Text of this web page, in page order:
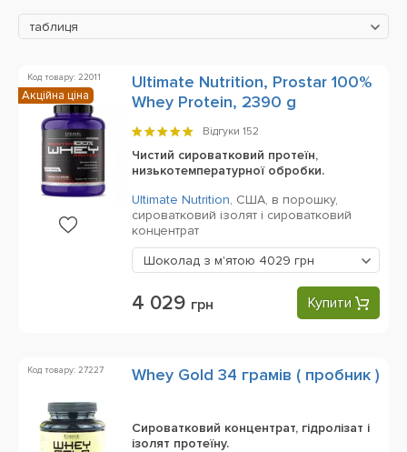
таблиця
Код товару: 22011
Ultimate Nutrition, Prostar 100%
Whey Protein, 2390 g
Відгуки 152
Чистий сироватковий протеїн,
низькотемпературної обробки.
Ultimate Nutrition, США, в порошку,
сироватковий ізолят і сироватковий
концентрат
Шоколад з м'ятою 4029 грн
4 029 грн Купити
Акційна ціна
Код товару: 27227 Whey Gold 34 грамів ( пробник )
Сироватковий концентрат, гідролізат і
ізолят протеїну.